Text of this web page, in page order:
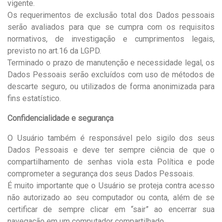
vigente.
Os requerimentos de exclusão total dos Dados pessoais
serão avaliados para que se cumpra com os requisitos
normativos, de investigação e cumprimentos legais,
previsto no art.16 da LGPD.
Terminado o prazo de manutenção e necessidade legal, os
Dados Pessoais serão excluídos com uso de métodos de
descarte seguro, ou utilizados de forma anonimizada para
fins estatístico.
Confidencialidade e segurança
O Usuário também é responsável pelo sigilo dos seus
Dados Pessoais e deve ter sempre ciência de que o
compartilhamento de senhas viola esta Política e pode
comprometer a segurança dos seus Dados Pessoais.
É muito importante que o Usuário se proteja contra acesso
não autorizado ao seu computador ou conta, além de se
certificar de sempre clicar em “sair” ao encerrar sua